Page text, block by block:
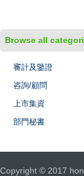
Browse all
審計及鑒證
咨詢/顧問
上市集資
部門秘書
Copyright © 2017